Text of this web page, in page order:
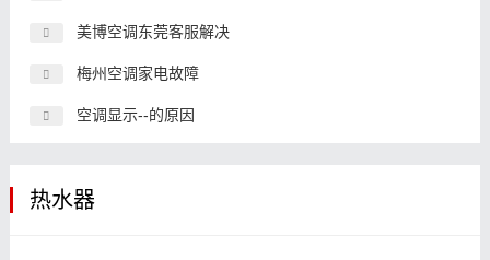
美博空调东莞客服解决
梅州空调家电故障
空调显示--的原因
热水器